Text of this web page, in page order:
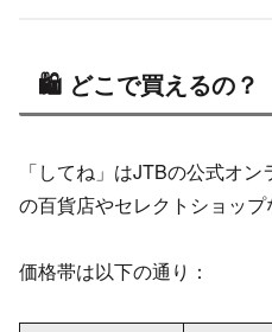
🛍 どこで買えるの？
「してね」はJTBの公式オ
の百貨店やセレクトショップ
価格帯は以下の通り：